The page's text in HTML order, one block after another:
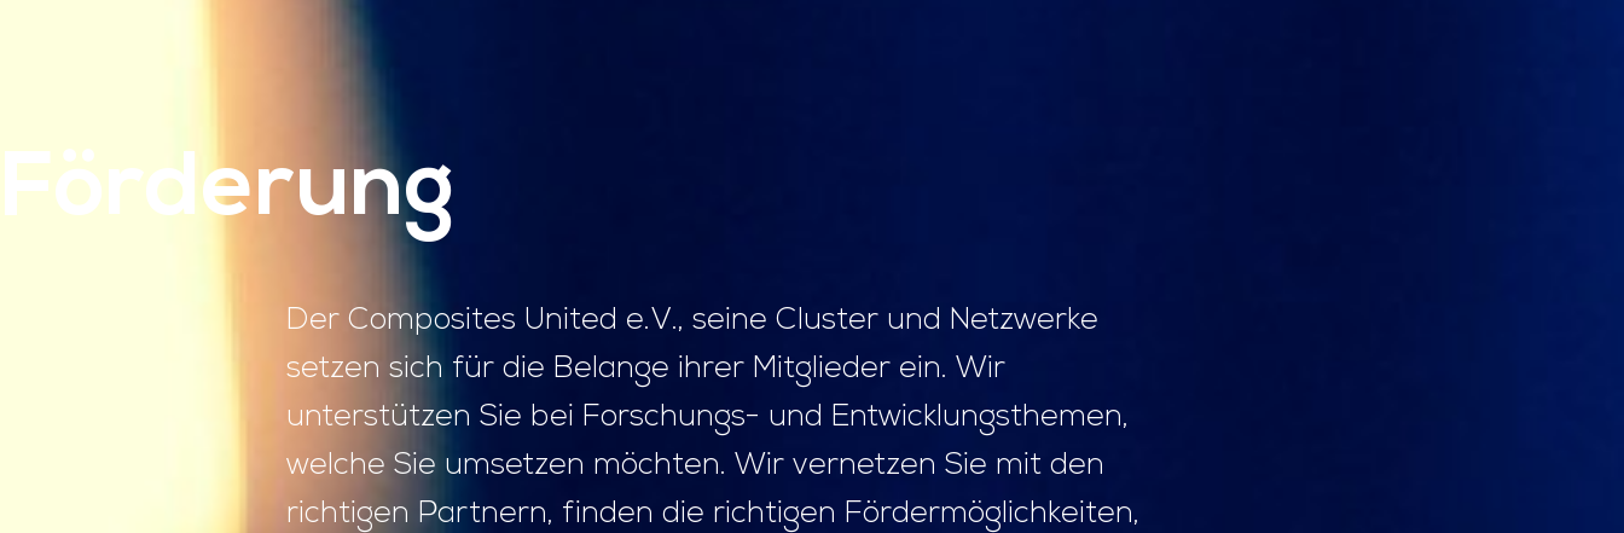
Förderung
Der Composites United e.V., seine Cluster und Netzwerke
setzen sich für die Belange ihrer Mitglieder ein. Wir
unterstützen Sie bei Forschungs- und Entwicklungsthemen,
welche Sie umsetzen möchten. Wir vernetzen Sie mit den
richtigen Partnern, finden die richtigen Fördermöglichkeiten,